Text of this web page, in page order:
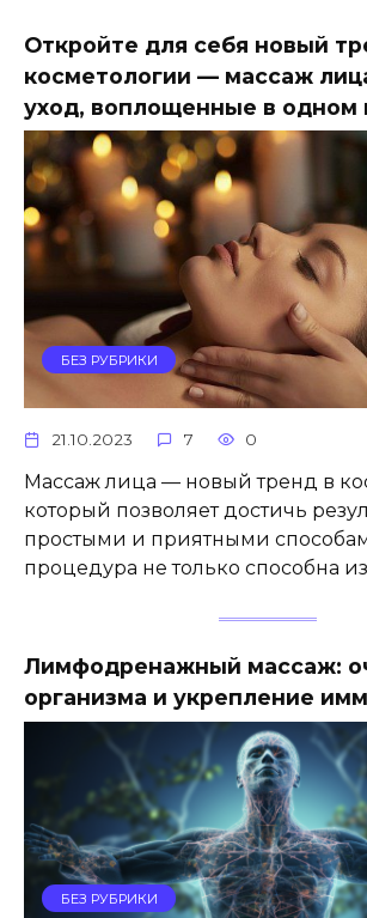
Откройте для себя новый
косметологии — массаж
уход, воплощенные в одном
БЕЗ РУБРИКИ
21.10.2023 7 0
Массаж лица — новый тренд в
который позволяет достичь
простыми и приятными
процедура не только способна
Лимфодренажный массаж:
организма и укрепление
БЕЗ РУБРИКИ